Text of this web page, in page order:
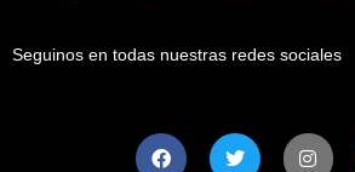
Seguinos en todas nuestras redes sociales